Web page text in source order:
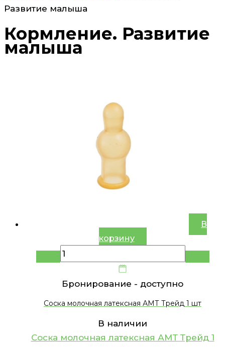
Развитие малыша
Кормление. Развитие
малыша
В
корзину
Бронирование - доступно
Соска молочная латексная АМТ Трейд 1 шт
В наличии
Соска молочная латексная АМТ Трейд 1